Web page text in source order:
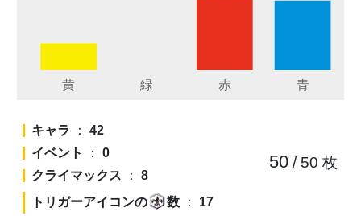
キャラ ： 42
イベント
： 0
クライマックス ： 8
トリガーアイコンの
数 ： 17
50/ 50 枚